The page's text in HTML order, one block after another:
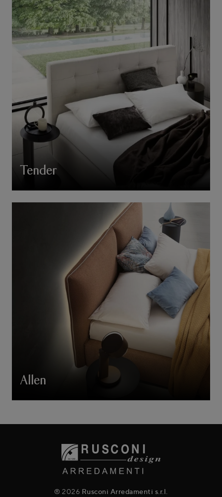
Tender
Allen
® 2026 Rusconi Arredamenti s.r.l.